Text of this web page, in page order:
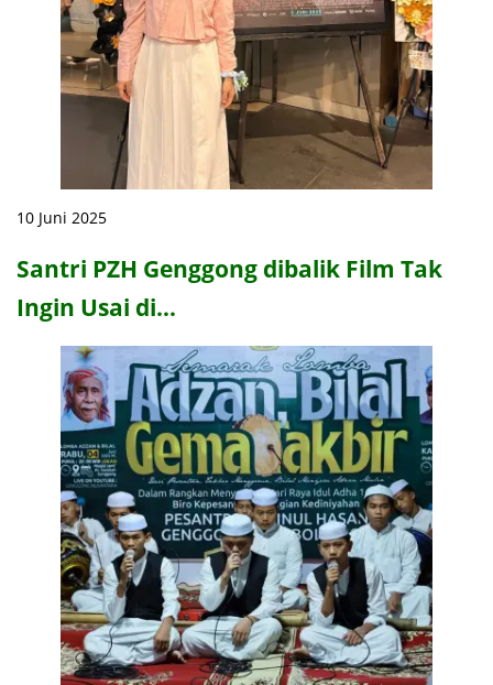
10 Juni 2025
Santri PZH Genggong dibalik Film Tak
Ingin Usai di…